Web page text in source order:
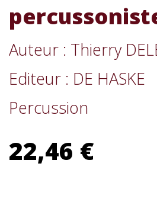
Auteur : Thierry
Editeur : DE HASKE
Percussion
22,46 €